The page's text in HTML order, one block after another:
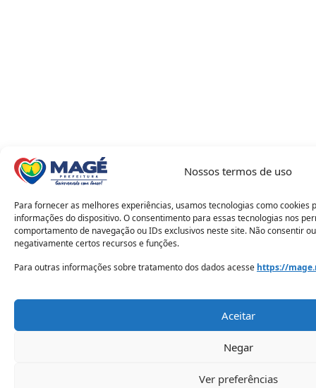
Nossos termos de uso
Para fornecer as melhores experiências, usamos tecnologias como cookies
informações do dispositivo. O consentimento para essas tecnologias nos
comportamento de navegação ou IDs exclusivos neste site. Não consentir
negativamente certos recursos e funções.
Para outras informações sobre tratamento dos dados acesse https://
Aceitar
Negar
Ver preferências